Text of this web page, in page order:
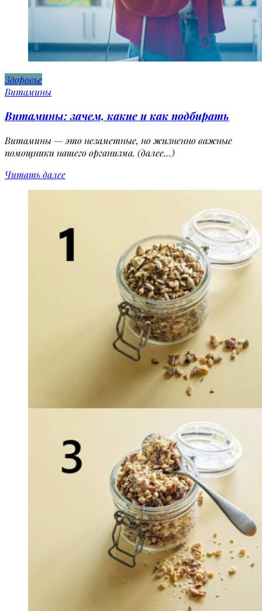
Здоровье
Витамины
Витамины: зачем, какие и как подбирать
Витамины — это незаметные, но жизненно важные
помощники нашего организма. (далее…)
Читать далее